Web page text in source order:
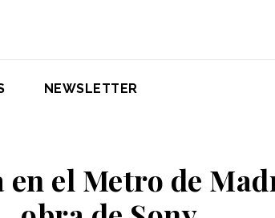
NEWSLETTER
en el Metro de